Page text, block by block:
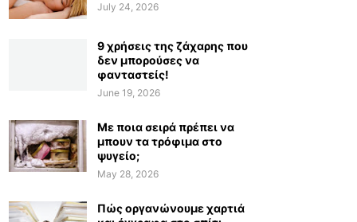
July 24, 2026
9 χρήσεις της ζάχαρης που
δεν μπορούσες να
φανταστείς!
June 19, 2026
Με ποια σειρά πρέπει να
μπουν τα τρόφιμα στο
ψυγείο;
May 28, 2026
Πώς οργανώνουμε χαρτιά